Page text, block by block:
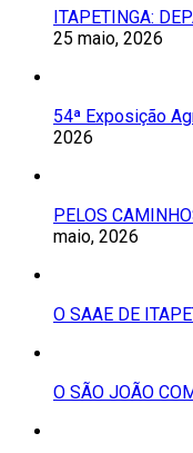
ITAPETINGA:
25 maio, 2026
54ª Exposição
2026
PELOS
maio, 2026
O SAAE DE
O SÃO JOÃO